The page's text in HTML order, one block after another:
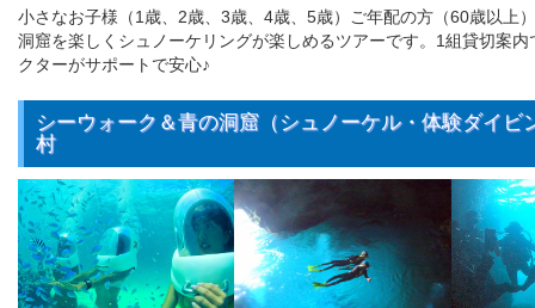
小さなお子様（1歳、2歳、3歳、4歳、5歳）ご年配の方（60歳以上
洞窟を楽しくシュノーケリングが楽しめるツアーです。1組貸切案内
クターがサポートで安心♪
シーウォーク＆青の洞窟（シュノーケル・体験ダイビ
村